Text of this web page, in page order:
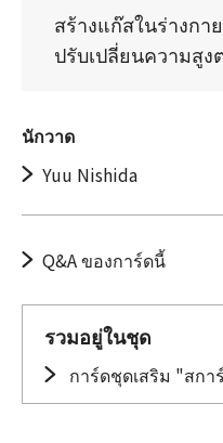
สร้างแก๊สในร่างกา
ปรับเปลี่ยนความสู
นักวาด
Yuu Nishida
Q&A ของการ์ดนี้
รวมอยู่ในชุด
การ์ดชุดเสริม "สกา